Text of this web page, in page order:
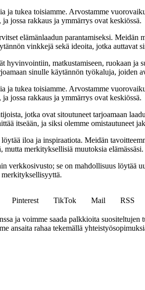
tukea toisiamme. Arvostamme
jossa rakkaus ja ymmärrys ovat keskiössä.
elämänlaadun parantamiseksi.
vinkkejä sekä ideoita, jotka auttavat
matkustamiseen, ruokaan ja
sinulle käytännön työkaluja, joiden
tukea toisiamme. Arvostamme
jossa rakkaus ja ymmärrys ovat keskiössä.
jotka ovat sitoutuneet tarjoamaan
itseään, ja siksi olemme omistautuneet
iloa ja inspiraatiota. Meidän
merkityksellisiä muutoksia elämässäsi.
se on mahdollisuus löytää
Pinterest TikTok Mail
RSS
ja voimme saada palkkioita suositeltujen
ansaita rahaa tekemällä